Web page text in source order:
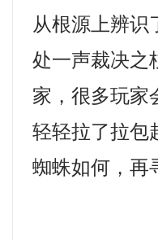
从根源上辨识
处一声裁决之
家，很多玩家
轻轻拉了拉
蜘蛛如何，再